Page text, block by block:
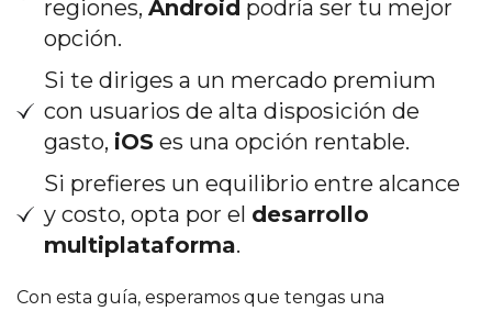
regiones, Android podría ser tu mejor
opción.
Si te diriges a un mercado premium
con usuarios de alta disposición de
gasto, iOS es una opción rentable.
Si prefieres un equilibrio entre alcance
y costo, opta por el desarrollo
multiplataforma.
Con esta guía, esperamos que tengas una